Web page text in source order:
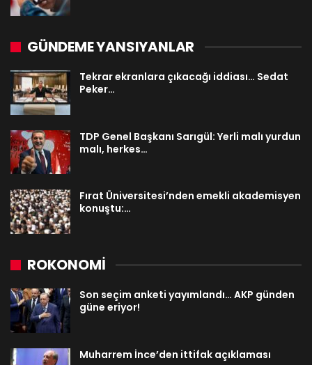
GÜNDEME YANSIYANLAR
Tekrar ekranlara çıkacağı iddiası… Sedat
Peker…
TDP Genel Başkanı Sarıgül: Yerli malı yurdun
malı, herkes…
Fırat Üniversitesi’nden emekli akademisyen
konuştu:…
ROKONOMİ
Son seçim anketi yayımlandı… AKP günden
güne eriyor!
Muharrem İnce’den ittifak açıklaması